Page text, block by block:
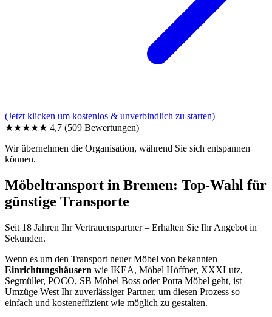
(Jetzt klicken um kostenlos & unverbindlich zu starten)
★★★★★ 4,7 (509 Bewertungen)
Wir übernehmen die Organisation, während Sie sich entspannen
können.
Möbeltransport in Bremen: Top-Wahl für
günstige Transporte
Seit 18 Jahren Ihr Vertrauenspartner – Erhalten Sie Ihr Angebot in
Sekunden.
Wenn es um den Transport neuer Möbel von bekannten
Einrichtungshäusern wie IKEA, Möbel Höffner, XXXLutz,
Segmüller, POCO, SB Möbel Boss oder Porta Möbel geht, ist
Umzüge West Ihr zuverlässiger Partner, um diesen Prozess so
einfach und kosteneffizient wie möglich zu gestalten.